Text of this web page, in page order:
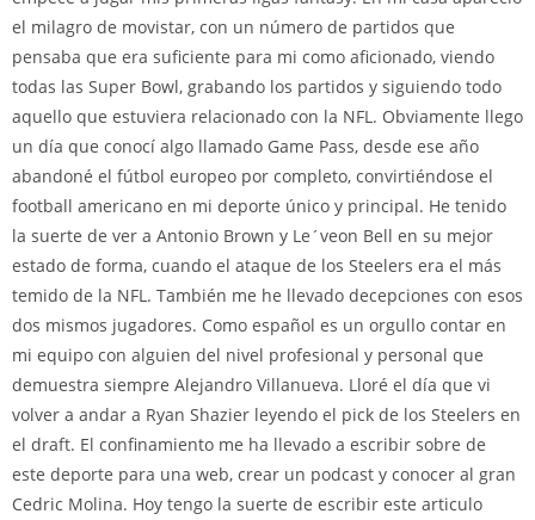
el milagro de movistar, con un número de partidos que
pensaba que era suficiente para mi como aficionado, viendo
todas las Super Bowl, grabando los partidos y siguiendo todo
aquello que estuviera relacionado con la NFL. Obviamente llego
un día que conocí algo llamado Game Pass, desde ese año
abandoné el fútbol europeo por completo, convirtiéndose el
football americano en mi deporte único y principal. He tenido
la suerte de ver a Antonio Brown y Le´veon Bell en su mejor
estado de forma, cuando el ataque de los Steelers era el más
temido de la NFL. También me he llevado decepciones con esos
dos mismos jugadores. Como español es un orgullo contar en
mi equipo con alguien del nivel profesional y personal que
demuestra siempre Alejandro Villanueva. Lloré el día que vi
volver a andar a Ryan Shazier leyendo el pick de los Steelers en
el draft. El confinamiento me ha llevado a escribir sobre de
este deporte para una web, crear un podcast y conocer al gran
Cedric Molina. Hoy tengo la suerte de escribir este articulo